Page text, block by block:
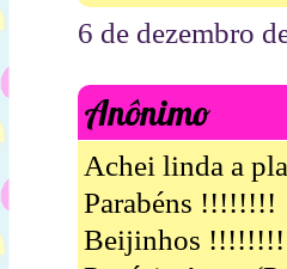
6 de dezembro
Anônimo
Achei linda a
Parabéns !!!!!!!!
Beijinhos